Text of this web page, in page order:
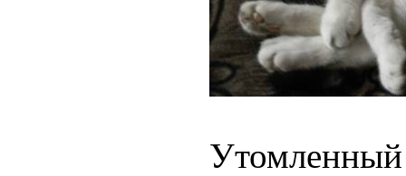
Утомленный